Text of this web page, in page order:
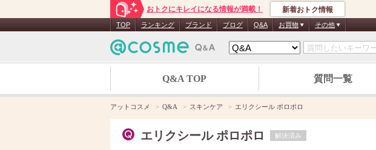
おトクにキレイになる情報が満載！ 新着おトク情報
TOP ランキング ブランド ブログ Q&A お買物 その他
Q&A TOP 質問一覧
アットコスメ Q&A スキンケア エリクシール ポロポロ
エリクシール ポロポロ 解決済み